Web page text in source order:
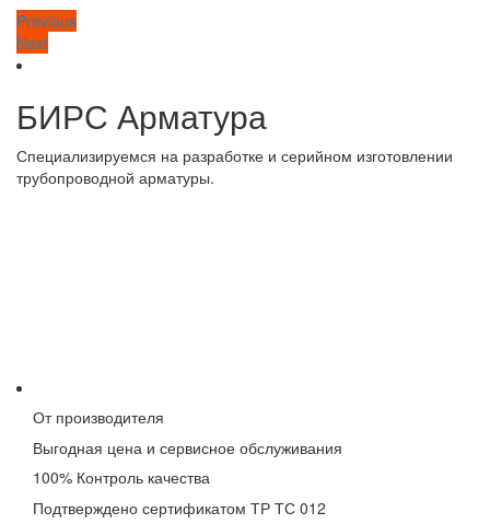
Post
Previous
Next
БИРС Арматура
Специализируемся на разработке и серийном изготовлении
трубопроводной арматуры.
От производителя
Выгодная цена и сервисное обслуживания
100% Контроль качества
Подтверждено сертификатом ТР ТС 012